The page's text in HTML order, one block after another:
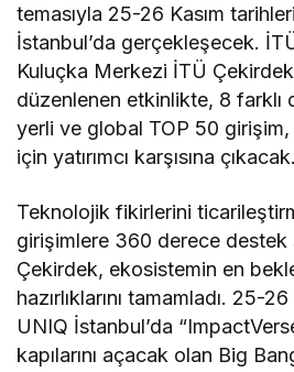
temasıyla 25-26 Kasım
İstanbul’da gerçekleşecek.
Kuluçka Merkezi İTÜ
düzenlenen etkinlikte, 8 farklı
yerli ve global TOP 50 girişim,
için yatırımcı karşısına çıkacak.
Teknolojik fikirlerini
girişimlere 360 derece destek
Çekirdek, ekosistemin en
hazırlıklarını tamamladı. 25-
UNIQ İstanbul’da
kapılarını açacak olan Big